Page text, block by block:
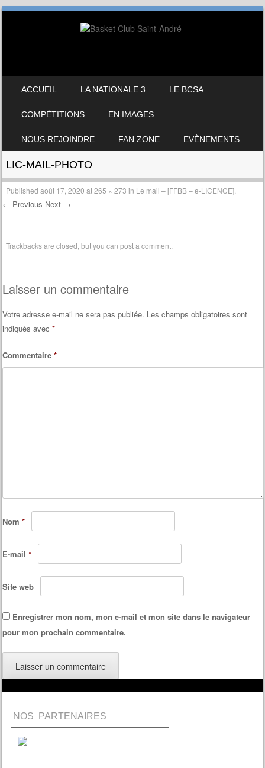
MENU
ACCUEIL LA NATIONALE 3 LE BCSA
COMPÉTITIONS EN IMAGES
NOUS REJOINDRE FAN ZONE EVÈNEMENTS
LIC-MAIL-PHOTO
Publishedaoût 17, 2020 at265 × 273 in Le mail – [FFBB – e-LICENCE].
← Previous Next →
Trackbacks are closed, but you canpost a comment
Laisser un commentaire
Votre adresse e-mail ne sera pas publiée. Les champs obligatoires sont
indiqués avec*
Commentaire*
Nom*
E-mail*
Site web
Enregistrer mon nom, mon e-mail et mon site dans le navigateur
pour mon prochain commentaire.
NOS PARTENAIRES